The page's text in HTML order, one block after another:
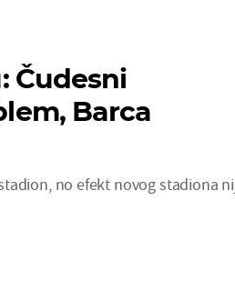
Čudesni
Barca
no efekt novog stadiona